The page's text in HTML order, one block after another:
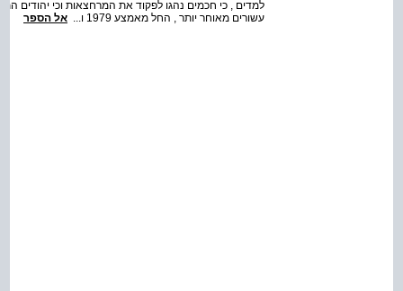
עשורים מאוחר יותר , החל מאמצע 1979 ו...
אל הספר